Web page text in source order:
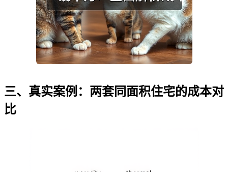
三、真实案例：两套同面积住宅的成本对
比